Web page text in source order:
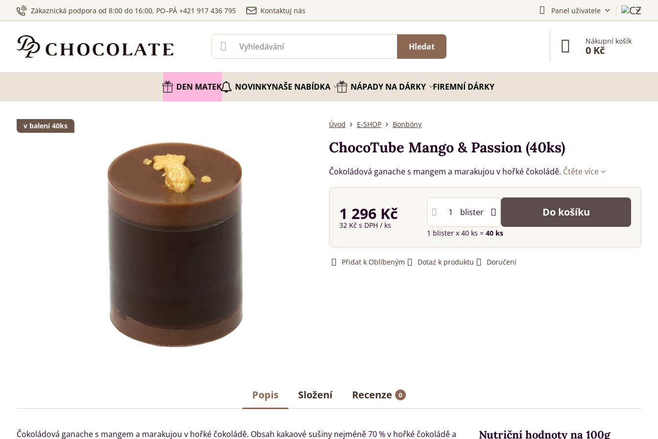
Zákaznická podpora od 8:00 do 16:00, PO–PÁ +421 917 436 795 Kontaktuj nás Panel uživatele
Hledat
Nákupní košík
0 Kč
DEN MATEK NOVINKYNAŠE NABÍDKA NÁPADY NA DÁRKY FIREMNÍ DÁRKY
v balení 40ks Úvod E-SHOP Bonbóny
ChocoTube Mango & Passion (40ks)
Čokoládová ganache s mangem a marakujou v hořké čokoládě. Čtěte více
1 296 Kč
32 Kč s DPH / ks
blister Do košíku
1 blister x 40 ks = 40ks
Přidat k Oblíbeným Dotaz k produktu Doručení
Popis Složení Recenze 0
Čokoládová ganache s mangem a marakujou v hořké čokoládě. Obsah kakaové sušiny nejméně 70 % v hořké čokoládě a
Nutriční hodnoty na 100g